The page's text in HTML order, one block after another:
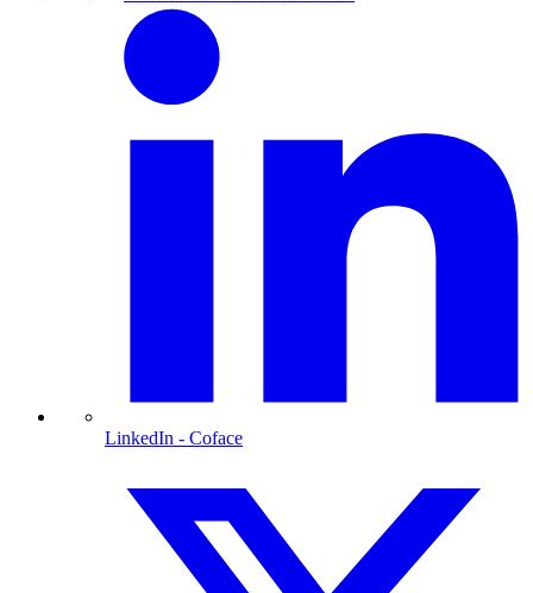
LinkedIn - Coface